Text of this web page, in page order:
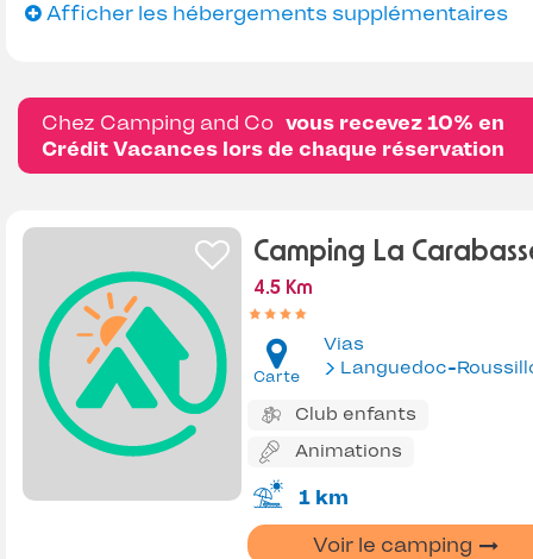
Afficher les hébergements supplémentaires
Chez Camping and Co vous recevez 10% en
Crédit Vacances lors de chaque réservation
Camping La
4.5 Km
Carte
Vias
Languedoc-
Club enfants
Animations
1 km
Voir le camping